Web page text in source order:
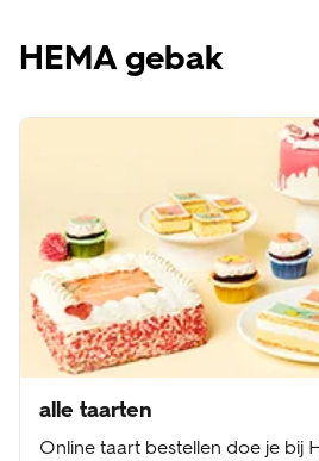
HEMA gebak
alle taarten
Online taart bestellen doe je bij